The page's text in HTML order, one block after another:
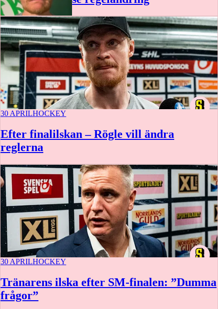
0:55
30 APRILHOCKEY
Efter finalilskan – Rögle vill ändra
reglerna
30 APRILHOCKEY
Tränarens ilska efter SM-finalen: ”Dumma
frågor”